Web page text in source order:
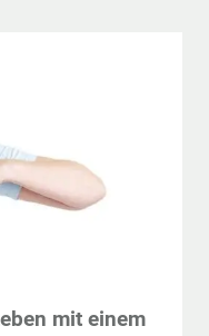
mit einem